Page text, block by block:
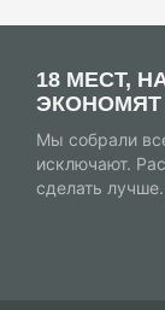
18 МЕСТ,
ЭКОНОМЯТ
Мы собрали
исключают.
сделать лучше.